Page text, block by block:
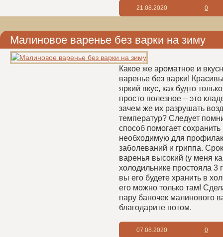
21.08.2020 0
Малиновое варенье без варки на зиму
Какое же ароматное и
варенье без варки!
яркий вкус, как будто
просто полезное – это
зачем же их разрушать
температур? Следует
способ помогает сохранить
необходимую для
заболеваний и гриппа.
варенья высокий (у меня
холодильнике простояла 3
вы его будете хранить в
его можно только там!
пару баночек малинового
благодарите потом.
07.08.2020 0